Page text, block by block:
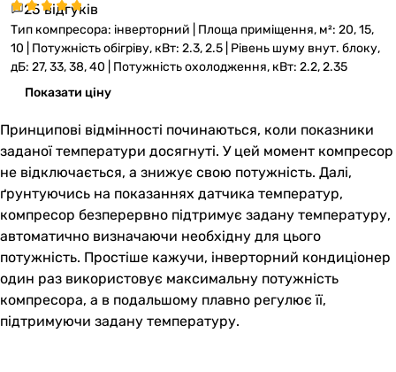
25 відгуків
Тип компресора: інверторний | Площа приміщення, м²: 20, 15,
10 | Потужність обігріву, кВт: 2.3, 2.5 | Рівень шуму внут. блоку,
дБ: 27, 33, 38, 40 | Потужність охолодження, кВт: 2.2, 2.35
Показати ціну
Принципові відмінності починаються, коли показники
заданої температури досягнуті. У цей момент компресор
не відключається, а знижує свою потужність. Далі,
ґрунтуючись на показаннях датчика температур,
компресор безперервно підтримує задану температуру,
автоматично визначаючи необхідну для цього
потужність. Простіше кажучи, інверторний кондиціонер
один раз використовує максимальну потужність
компресора, а в подальшому плавно регулює її,
підтримуючи задану температуру.